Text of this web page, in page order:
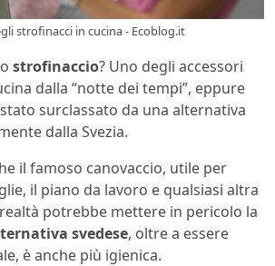
strofinacci in cucina - Ecoblog.it
strofinaccio? Uno degli accessori
dalla “notte dei tempi”, eppure
surclassato da una alternativa
dalla Svezia.
il famoso canovaccio, utile per
il piano da lavoro e qualsiasi altra
potrebbe mettere in pericolo la
svedese, oltre a essere
è anche più igienica.